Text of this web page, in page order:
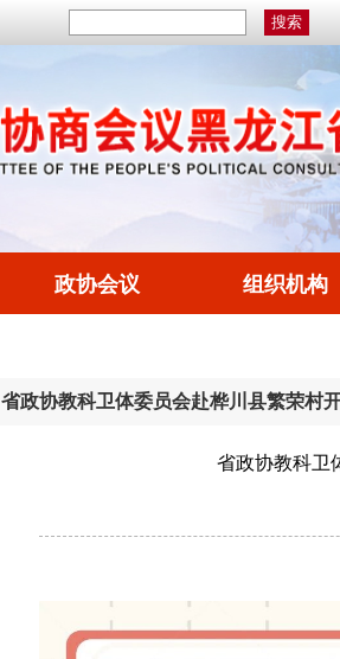
政协会议 组织机构
省政协教科卫体委员会赴桦川县繁荣村
省政协教科卫